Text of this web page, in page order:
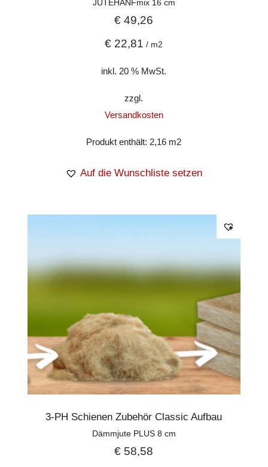
JUTEHANFmix 16 cm
€ 49,26
€ 22,81 / m2
inkl. 20 % MwSt.
zzgl.
Versandkosten
Produkt enthält: 2,16 m2
Auf die Wunschliste setzen
3-PH Schienen Zubehör Classic Aufbau
Dämmjute PLUS 8 cm
€ 58,58